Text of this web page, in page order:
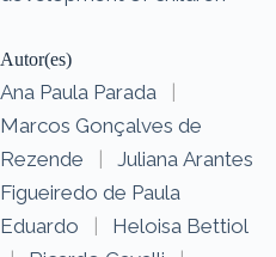
Autor(es)
Ana Paula Parada
|
Marcos Gonçalves de
Rezende
|
Juliana Arantes
Figueiredo de Paula
Eduardo
|
Heloisa Bettiol